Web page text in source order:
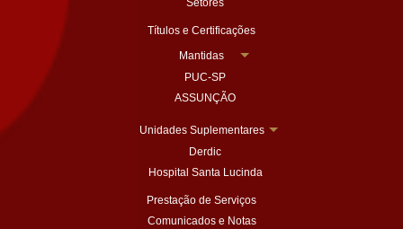
Títulos e Certificações
Mantidas
PUC-SP
ASSUNÇÃO
Unidades Suplementares
Derdic
Hospital Santa Lucinda
Prestação de Serviços
Comunicados e Notas